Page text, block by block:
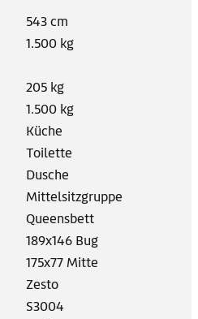
543 cm
1.500 kg
205 kg
1.500 kg
Küche
Toilette
Dusche
Mittelsitzgruppe
Queensbett
189x146 Bug
175x77 Mitte
Zesto
S3004